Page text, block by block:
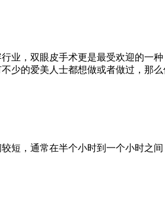
业，双眼皮手术更是最受欢迎的一
少的爱美人士都想做或者做过，那
短，通常在半个小时到一个小时之